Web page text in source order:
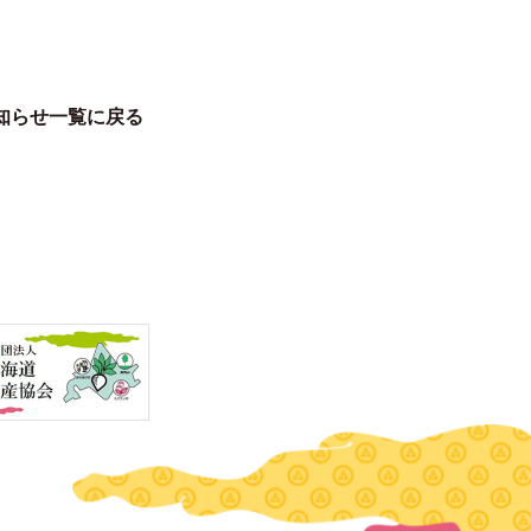
らせ一覧に戻る